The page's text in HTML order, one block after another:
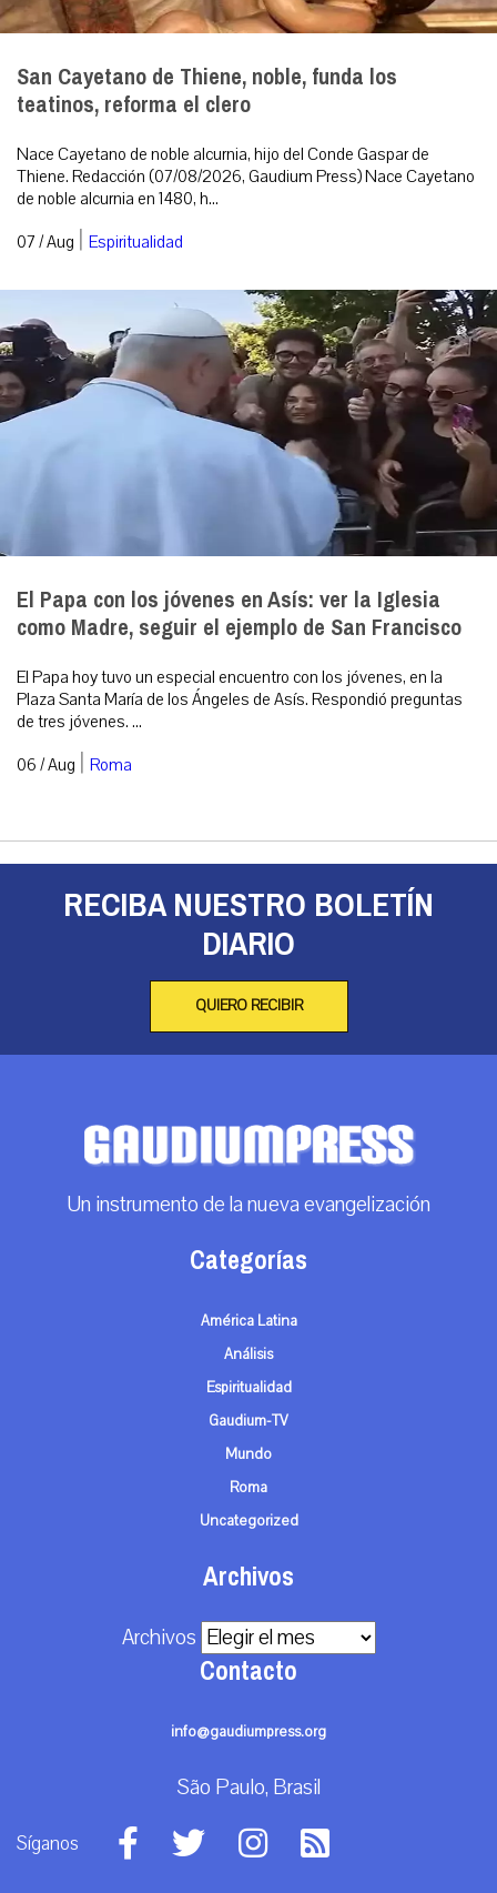
San Cayetano de Thiene, noble, funda los
teatinos, reforma el clero
Nace Cayetano de noble alcurnia, hijo del Conde Gaspar de
Thiene. Redacción (07/08/2026, Gaudium Press) Nace Cayetano
de noble alcurnia en 1480, h...
07 / Aug | Espiritualidad
El Papa con los jóvenes en Asís: ver la Iglesia
como Madre, seguir el ejemplo de San Francisco
El Papa hoy tuvo un especial encuentro con los jóvenes, en la
Plaza Santa María de los Ángeles de Asís. Respondió preguntas
de tres jóvenes. ...
06 / Aug | Roma
RECIBA NUESTRO BOLETÍN
DIARIO
QUIERO RECIBIR
Un instrumento de la nueva evangelización
Categorías
América Latina
Análisis
Espiritualidad
Gaudium-TV
Mundo
Roma
Uncategorized
Archivos
Archivos
Contacto
info@gaudiumpress.org
São Paulo, Brasil
Síganos